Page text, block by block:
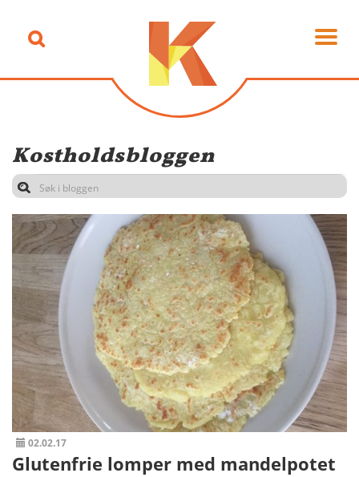
Kostholdsbloggen
Search
for:
02.02.17
Glutenfrie lomper med mandelpotet